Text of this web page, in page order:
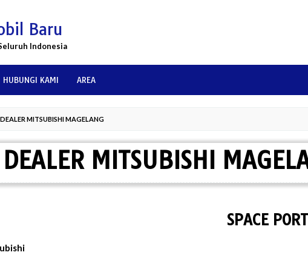
Baru
Indonesia
HUBUNGI KAMI AREA
DEALER MITSUBISHI MAGELANG
DEALER MITSUBISHI
SPACE PORTAL